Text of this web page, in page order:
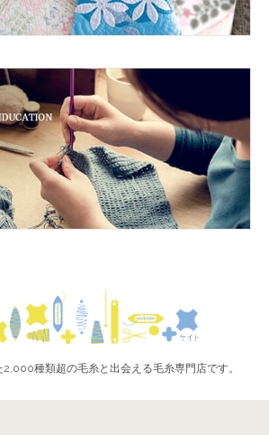
種類超の毛糸と出会える毛糸専門店です。